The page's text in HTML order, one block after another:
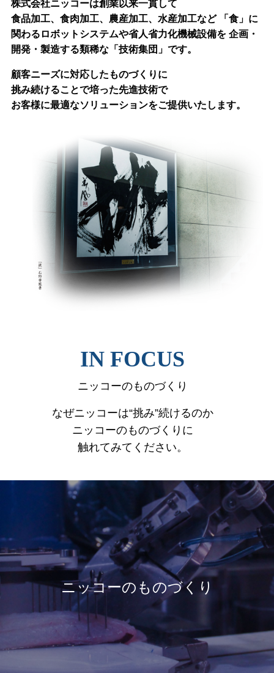
株式会社ニッコーは創業以来一貫して
食品加工、食肉加工、農産加工、水産加工など
「食」に
関わるロボットシステムや省人省力化機械設備を 企画・
開発・製造する類稀な「技術集団」です。
顧客ニーズに対応したものづくりに
挑み続けることで培った先進技術で
お客様に最適なソリューションをご提供いたします。
IN FOCUS
ニッコーのものづくり
なぜニッコーは“挑み”続けるのか
ニッコーのものづくりに
触れてみてください。
ニッコーのものづくり